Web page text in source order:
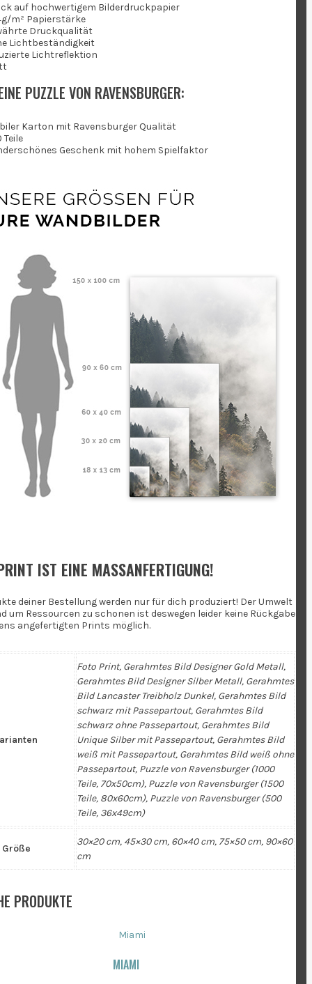
auf hochwertigem Bilderdruckpapier
m² Papierstärke
Druckqualität
Lichtbeständigkeit
Lichtreflektion
PUZZLE VON RAVENSBURGER:
Karton mit Ravensburger Qualität
Teile
Geschenk mit hohem Spielfaktor
IST EINE MASSANFERTIGUNG!
deiner Bestellung werden nur für dich produziert! Der Umwelt
um Ressourcen zu schonen ist deswegen leider keine Rückgabe
angefertigten Prints möglich.
Foto Print, Gerahmtes Bild Designer Gold Metall,
Gerahmtes Bild Designer Silber Metall, Gerahmtes
Bild Lancaster Treibholz Dunkel, Gerahmtes Bild
schwarz mit Passepartout, Gerahmtes Bild
schwarz ohne Passepartout, Gerahmtes Bild
Unique Silber mit Passepartout, Gerahmtes Bild
weiß mit Passepartout, Gerahmtes Bild weiß ohne
Passepartout, Puzzle von Ravensburger (1000
Teile, 70x50cm), Puzzle von Ravensburger (1500
Teile, 80x60cm), Puzzle von Ravensburger (500
Teile, 36x49cm)
Größe
30×20 cm, 45×30 cm, 60×40 cm, 75×50 cm, 90×60
cm
PRODUKTE
MIAMI